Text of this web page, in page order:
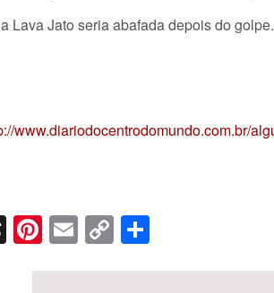
Lava Jato seria abafada depois do
www.diariodocentrodomundo.com.br/
Threads
Pinterest
Email
Copy
Link